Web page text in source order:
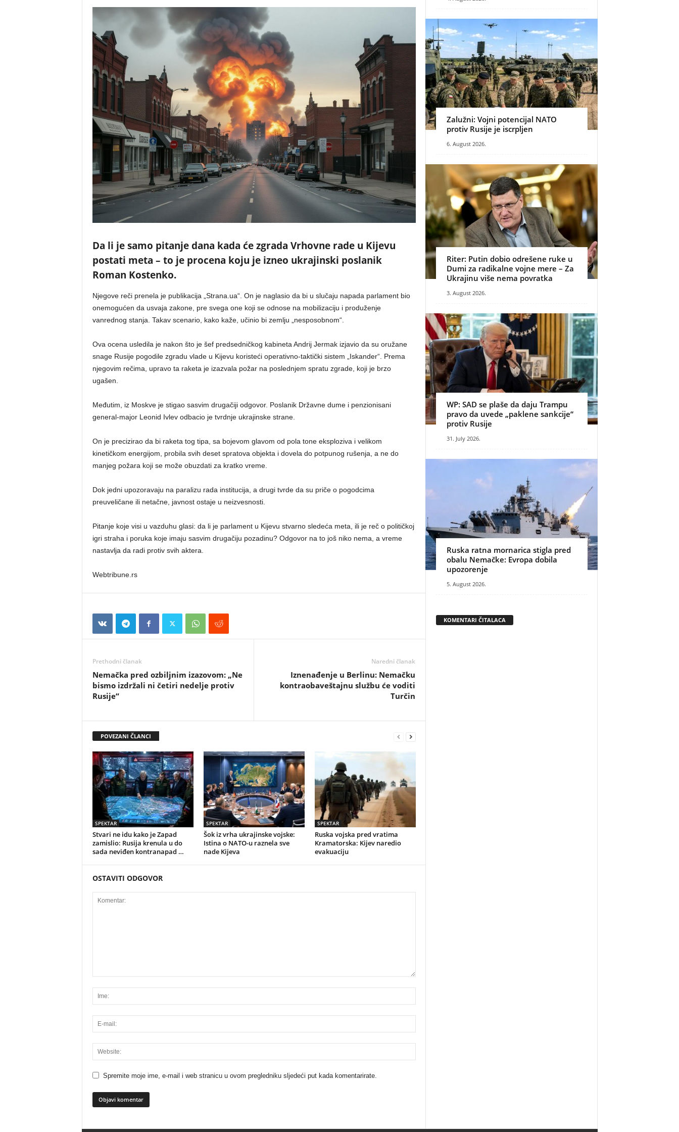
Da li je samo pitanje dana kada će zgrada Vrhovne rade u Kijevu
postati meta – to je procena koju je izneo ukrajinski poslanik
Roman Kostenko.
Njegove reči prenela je publikacija „Strana.ua“. On je naglasio da bi u slučaju napada parlament bio
onemogućen da usvaja zakone, pre svega one koji se odnose na mobilizaciju i produženje
vanrednog stanja. Takav scenario, kako kaže, učinio bi zemlju „nesposobnom“.
Ova ocena usledila je nakon što je šef predsedničkog kabineta Andrij Jermak izjavio da su oružane
snage Rusije pogodile zgradu vlade u Kijevu koristeći operativno-taktički sistem „Iskander“. Prema
njegovim rečima, upravo ta raketa je izazvala požar na poslednjem spratu zgrade, koji je brzo
ugašen.
Međutim, iz Moskve je stigao sasvim drugačiji odgovor. Poslanik Državne dume i penzionisani
general-major Leonid Ivlev odbacio je tvrdnje ukrajinske strane.
On je precizirao da bi raketa tog tipa, sa bojevom glavom od pola tone eksploziva i velikom
kinetičkom energijom, probila svih deset spratova objekta i dovela do potpunog rušenja, a ne do
manjeg požara koji se može obuzdati za kratko vreme.
Dok jedni upozoravaju na paralizu rada institucija, a drugi tvrde da su priče o pogodcima
preuveličane ili netačne, javnost ostaje u neizvesnosti.
Pitanje koje visi u vazduhu glasi: da li je parlament u Kijevu stvarno sledeća meta, ili je reč o političkoj
igri straha i poruka koje imaju sasvim drugačiju pozadinu? Odgovor na to još niko nema, a vreme
nastavlja da radi protiv svih aktera.
Webtribune.rs
Prethodni članak
Nemačka pred ozbiljnim izazovom: „Ne
bismo izdržali ni četiri nedelje protiv
Rusije“
Naredni članak
Iznenađenje u Berlinu: Nemačku
kontraobaveštajnu službu će voditi
Turčin
POVEZANI ČLANCI
SPEKTAR
Stvari ne idu kako je Zapad
zamislio: Rusija krenula u do
sada neviđen kontranapad …
SPEKTAR
Šok iz vrha ukrajinske vojske:
Istina o NATO-u raznela sve
nade Kijeva
SPEKTAR
Ruska vojska pred vratima
Kramatorska: Kijev naredio
evakuaciju
OSTAVITI ODGOVOR
Spremite moje ime, e-mail i web stranicu u ovom pregledniku sljedeći put kada komentarirate.
Zalužni: Vojni potencijal NATO
protiv Rusije je iscrpljen
6. August 2026.
Riter: Putin dobio odrešene ruke u
Dumi za radikalne vojne mere – Za
Ukrajinu više nema povratka
3. August 2026.
WP: SAD se plaše da daju Trampu
pravo da uvede „paklene sankcije“
protiv Rusije
31. July 2026.
Ruska ratna mornarica stigla pred
obalu Nemačke: Evropa dobila
upozorenje
5. August 2026.
KOMENTARI ČITALACA